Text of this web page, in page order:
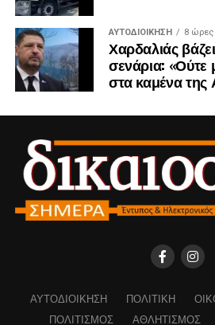
ΑΥΤΟΔΙΟΊΚΗΣΗ 8 ώρες
Χαρδαλιάς
σενάρια: «Ούτε
στα καμένα της
ΑΥΤΟΔΙΟΊΚΗΣΗ ΠΟΛΙΤΙΚΉ
ΠΟΛΙΤΙΣΜΌΣ
ΑΘΛΗΤΙΣΜΌΣ